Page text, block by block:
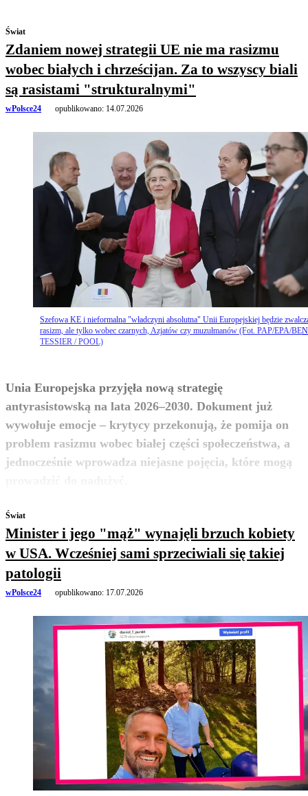
Świat
Zdaniem nowej strategii UE nie ma rasizmu
wobec białych i chrześcijan. Za to wszyscy biali
są rasistami "strukturalnymi"
wPolsce24 opublikowano: 14.07.2026
Szefowa KE i nieformalna "władczyni absolutna" Unii Europejskiej będzie
rasizm, ale tylko wobec czarnych, Azjatów czy muzułmanów (Fot. PAP/EPA/
TESSIER / POOL)
Unia Europejska przyjęła nową strategię
antyrasistowską na lata 2026–2030. Dokument już
wywołuje emocje – krytycy przekonują, że pomija on
problem rasizmu wobec białej części społeczeństwa, a
jednocześnie wprowadza niejasne pojęcia, które mogą
zobacz więcej
Świat
Minister i jego "mąż" wynajęli brzuch kobiety
w USA. Wcześniej sami sprzeciwiali się takiej
patologii
wPolsce24 opublikowano: 17.07.2026